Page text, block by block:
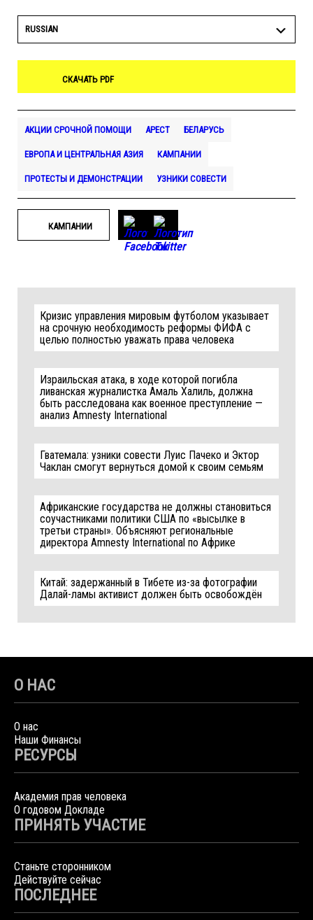
RUSSIAN
СКАЧАТЬ PDF
АКЦИИ СРОЧНОЙ ПОМОЩИ АРЕСТ БЕЛАРУСЬ
ЕВРОПА И ЦЕНТРАЛЬНАЯ АЗИЯ КАМПАНИИ
ПРОТЕСТЫ И ДЕМОНСТРАЦИИ УЗНИКИ СОВЕСТИ
КАМПАНИИ
Кризис управления мировым футболом указывает
на срочную необходимость реформы ФИФА с
целью полностью уважать права человека
Израильская атака, в ходе которой погибла
ливанская журналистка Амаль Халиль, должна
быть расследована как военное преступление —
анализ Amnesty International
Гватемала: узники совести Луис Пачеко и Эктор
Чаклан смогут вернуться домой к своим семьям
Африканские государства не должны становиться
соучастниками политики США по «высылке в
третьи страны». Объясняют региональные
директора Amnesty International по Африке
Китай: задержанный в Тибете из-за фотографии
Далай-ламы активист должен быть освобождён
О НАС
О нас
Наши Финансы
РЕСУРСЫ
Академия прав человека
О годовом Докладе
ПРИНЯТЬ УЧАСТИЕ
Станьте сторонником
Действуйте сейчас
ПОСЛЕДНЕЕ